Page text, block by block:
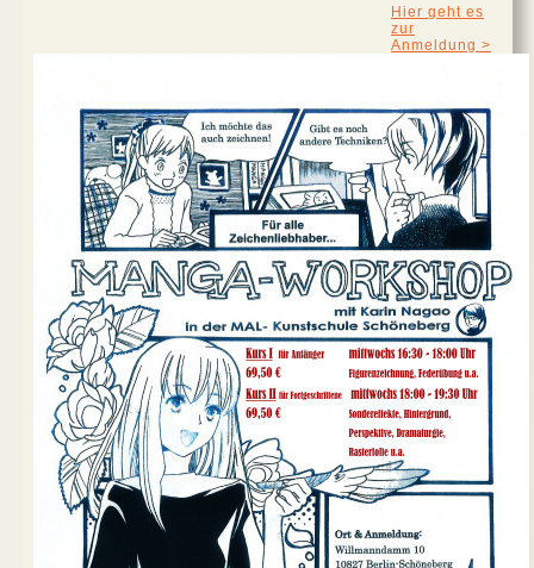
Hier geht es
zur
Anmeldung >